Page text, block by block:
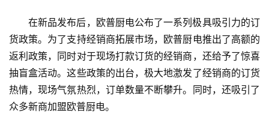
在新品发布后，欧普厨电公布了一系列极具吸引力的订
货政策。为了支持经销商拓展市场，欧普厨电推出了高额的
返利政策，同时对于现场打款订货的经销商，还给予了惊喜
抽盲盒活动。这些政策的出台，极大地激发了经销商的订货
热情，现场气氛热烈，订单数量不断攀升。同时，还吸引了
众多新商加盟欧普厨电。